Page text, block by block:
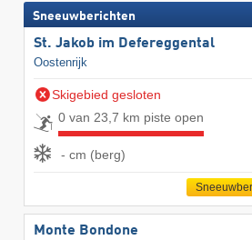
Sneeuwberichten
St. Jakob im Defereggental
Oostenrijk
Skigebied gesloten
0 van 23,7 km piste open
- cm (berg)
Monte Bondone